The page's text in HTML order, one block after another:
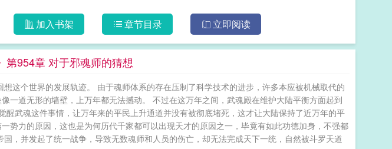
加入书架 章节目录 立即阅读
第954章 对于邪魂师的猜想
这个世界的发展轨迹。 由于魂师体系的存在压制了科学技术的进步，许多本应被机械取代的
一道无形的墙壁，上万年都无法撼动。 不过在这万年之间，武魂殿在维护大陆平衡方面起到
醒武魂这件事情，让万年来的平民上升通道并没有被彻底堵死，这才让大陆保持了近万年的平
势力的原因，这也是为何历代千家都可以出现天才的原因之一，毕竟有如此功德加身，不强都
，并发起了统一战争，导致无数魂师和人员的伤亡，却无法完成天下一统，自然被斗罗天道